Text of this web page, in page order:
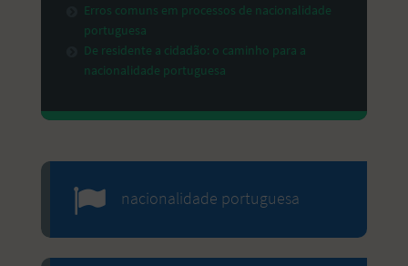
Erros comuns em processos de nacionalidade
portuguesa
De residente a cidadão: o caminho para a
nacionalidade portuguesa
nacionalidade portuguesa